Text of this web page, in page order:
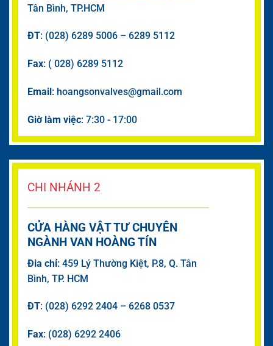
Tân Bình, TP.HCM
ĐT: (028) 6289 5006 – 6289 5112
Fax: ( 028) 6289 5112
Email: hoangsonvalves@gmail.com
Giờ làm việc: 7:30 - 17:00
CHI NHÁNH 2
CỬA HÀNG VẬT TƯ CHUYÊN
NGÀNH VAN HOÀNG TÍN
Đia chỉ: 459 Lý Thường Kiệt, P.8, Q. Tân
Bình, TP. HCM
ĐT: (028) 6292 2404 – 6268 0537
Fax: (028) 6292 2406